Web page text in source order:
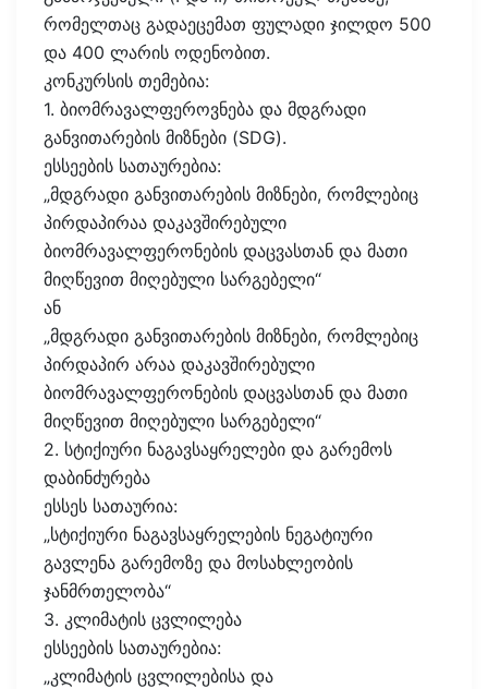
რომელთაც გადაეცემათ ფულადი ჯილდო 500
და 400 ლარის ოდენობით.
კონკურსის თემებია:
1. ბიომრავალფეროვნება და მდგრადი
განვითარების მიზნები (SDG).
ესსეების სათაურებია:
„მდგრადი განვითარების მიზნები, რომლებიც
პირდაპირაა დაკავშირებული
ბიომრავალფერონების დაცვასთან და მათი
მიღწევით მიღებული სარგებელი“
ან
„მდგრადი განვითარების მიზნები, რომლებიც
პირდაპირ არაა დაკავშირებული
ბიომრავალფერონების დაცვასთან და მათი
მიღწევით მიღებული სარგებელი“
2. სტიქიური ნაგავსაყრელები და გარემოს
დაბინძურება
ესსეს სათაურია:
„სტიქიური ნაგავსაყრელების ნეგატიური
გავლენა გარემოზე და მოსახლეობის
ჯანმრთელობა“
3. კლიმატის ცვლილება
ესსეების სათაურებია:
„კლიმატის ცვლილებისა და